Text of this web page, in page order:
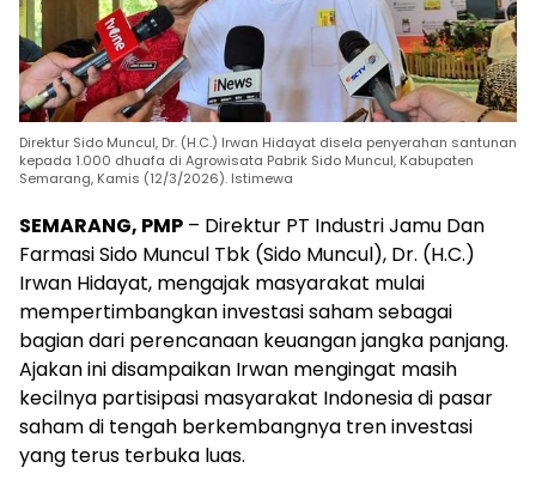
Direktur Sido Muncul, Dr. (H.C.) Irwan Hidayat disela penyerahan santunan
kepada 1.000 dhuafa di Agrowisata Pabrik Sido Muncul, Kabupaten
Semarang, Kamis (12/3/2026). Istimewa
SEMARANG, PMP – Direktur PT Industri Jamu Dan
Farmasi Sido Muncul Tbk (Sido Muncul), Dr. (H.C.)
Irwan Hidayat, mengajak masyarakat mulai
mempertimbangkan investasi saham sebagai
bagian dari perencanaan keuangan jangka panjang.
Ajakan ini disampaikan Irwan mengingat masih
kecilnya partisipasi masyarakat Indonesia di pasar
saham di tengah berkembangnya tren investasi
yang terus terbuka luas.